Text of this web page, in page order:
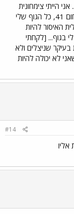
הייתי צימחונית
חודש אבל בערך אחרי חודש היה לי חום 41, כל הגוף שלי
האיסור להיות
בגוף... [לקחתי
בעיקר שניצלים ולא
לא יכולה להיות
#14